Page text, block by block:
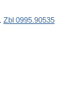
Zbl 0995.90535